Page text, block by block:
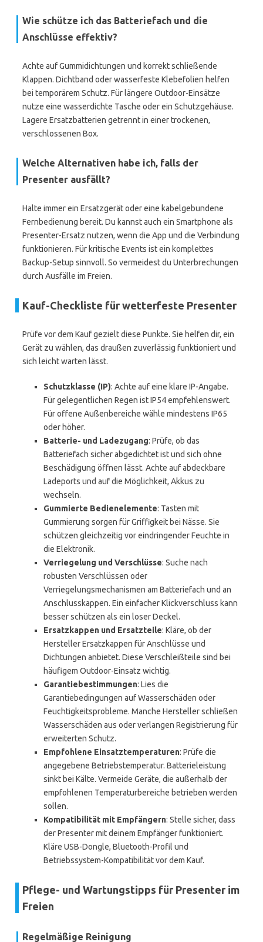
Wie schütze ich das Batteriefach und die
Anschlüsse effektiv?
Achte auf Gummidichtungen und korrekt schließende
Klappen. Dichtband oder wasserfeste Klebefolien helfen
bei temporärem Schutz. Für längere Outdoor-Einsätze
nutze eine wasserdichte Tasche oder ein Schutzgehäuse.
Lagere Ersatzbatterien getrennt in einer trockenen,
verschlossenen Box.
Welche Alternativen habe ich, falls der
Presenter ausfällt?
Halte immer ein Ersatzgerät oder eine kabelgebundene
Fernbedienung bereit. Du kannst auch ein Smartphone als
Presenter-Ersatz nutzen, wenn die App und die Verbindung
funktionieren. Für kritische Events ist ein komplettes
Backup-Setup sinnvoll. So vermeidest du Unterbrechungen
durch Ausfälle im Freien.
Kauf-Checkliste für wetterfeste Presenter
Prüfe vor dem Kauf gezielt diese Punkte. Sie helfen dir, ein
Gerät zu wählen, das draußen zuverlässig funktioniert und
sich leicht warten lässt.
Schutzklasse (IP): Achte auf eine klare IP-Angabe.
Für gelegentlichen Regen ist IP54 empfehlenswert.
Für offene Außenbereiche wähle mindestens IP65
oder höher.
Batterie- und Ladezugang: Prüfe, ob das
Batteriefach sicher abgedichtet ist und sich ohne
Beschädigung öffnen lässt. Achte auf abdeckbare
Ladeports und auf die Möglichkeit, Akkus zu
wechseln.
Gummierte Bedienelemente: Tasten mit
Gummierung sorgen für Griffigkeit bei Nässe. Sie
schützen gleichzeitig vor eindringender Feuchte in
die Elektronik.
Verriegelung und Verschlüsse: Suche nach
robusten Verschlüssen oder
Verriegelungsmechanismen am Batteriefach und an
Anschlusskappen. Ein einfacher Klickverschluss kann
besser schützen als ein loser Deckel.
Ersatzkappen und Ersatzteile: Kläre, ob der
Hersteller Ersatzkappen für Anschlüsse und
Dichtungen anbietet. Diese Verschleißteile sind bei
häufigem Outdoor-Einsatz wichtig.
Garantiebestimmungen: Lies die
Garantiebedingungen auf Wasserschäden oder
Feuchtigkeitsprobleme. Manche Hersteller schließen
Wasserschäden aus oder verlangen Registrierung für
erweiterten Schutz.
Empfohlene Einsatztemperaturen: Prüfe die
angegebene Betriebstemperatur. Batterieleistung
sinkt bei Kälte. Vermeide Geräte, die außerhalb der
empfohlenen Temperaturbereiche betrieben werden
sollen.
Kompatibilität mit Empfängern: Stelle sicher, dass
der Presenter mit deinem Empfänger funktioniert.
Kläre USB-Dongle, Bluetooth-Profil und
Betriebssystem-Kompatibilität vor dem Kauf.
Pflege- und Wartungstipps für Presenter im
Freien
Regelmäßige Reinigung